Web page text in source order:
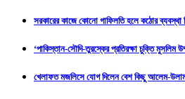
সরকারের কাজে কোনো গাফিলতি হলে কঠোর ব্যবস্থা
‘পাকিস্তান-সৌদি-তুরস্কের প্রতিরক্ষা চুক্তি মুসলিম
খেলাফত মজলিসে যোগ দিলেন বেশ কিছু আলেম-উলামা